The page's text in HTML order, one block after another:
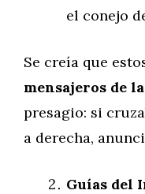
el conejo
Se creía que
mensajeros de
presagio: si
a derecha,
Guías del